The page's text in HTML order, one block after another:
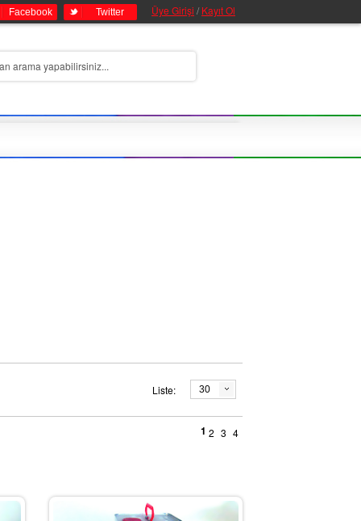
Facebook Twitter Üye Girişi / Kayıt Ol
Liste: 30
1 2 3 4